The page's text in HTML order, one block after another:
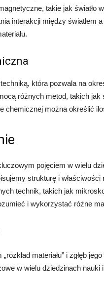
takie jak światło
interakcji między światłem
która pozwala na
różnych metod, takich
chemicznej można określić
pojęciem w wielu
strukturę i właściwości
technik, takich jak
i wykorzystać różne
materiału” i zgłęb
w wielu dziedzinach